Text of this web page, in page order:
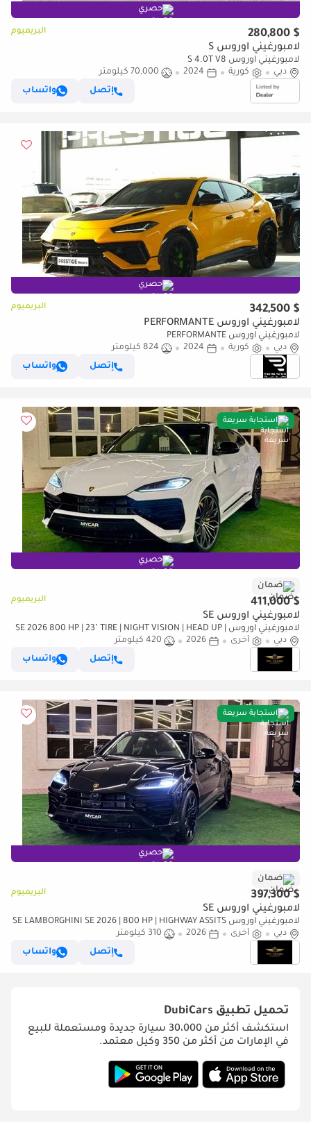
حصري
$ 280,800 البريميوم
لامبورغيني اوروس S
لامبورغيني اوروس S 4.0T V8
دبي
كورية 2024
70,000 كيلومتر
إتصل
واتساب
حصري
$ 342,500 البريميوم
لامبورغيني اوروس PERFORMANTE
لامبورغيني اوروس PERFORMANTE
دبي
كورية 2024
824 كيلومتر
إتصل
واتساب
استجابة سريعة
حصري
ضمان
$ 411,000 البريميوم
لامبورغيني اوروس SE
لامبورغيني اوروس SE 2026 800 HP | 23" TIRE | NIGHT VISION | HEAD UP |
HIGHWAY PAKET | FULL OPTION
دبي أخرى 2026
420 كيلومتر
إتصل
واتساب
استجابة سريعة
حصري
ضمان
$ 397,300 البريميوم
لامبورغيني اوروس SE
لامبورغيني اوروس SE LAMBORGHINI SE 2026 | 800 HP | HIGHWAY ASSITS
| NIGHT VISION | HEAD UP | FULL OPTION
دبي أخرى 2026
310 كيلومتر
إتصل
واتساب
تحميل تطبيق DubiCars
استكشف أكثر من 30،000 سيارة جديدة ومستعملة للبيع
في الإمارات من أكثر من 350 وكيل معتمد.